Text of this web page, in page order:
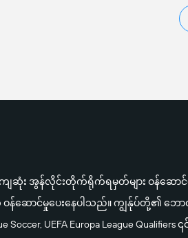
ျဆုံး အွန်လိုင်းတိုက်ရိုက်ရမှတ်များ ဝန်ဆောင်
န်ဆောင်မှုပေးနေပါသည်။ ကျွန်ုပ်တို့၏ ဘေ
UEFA Europa League Qualifiers